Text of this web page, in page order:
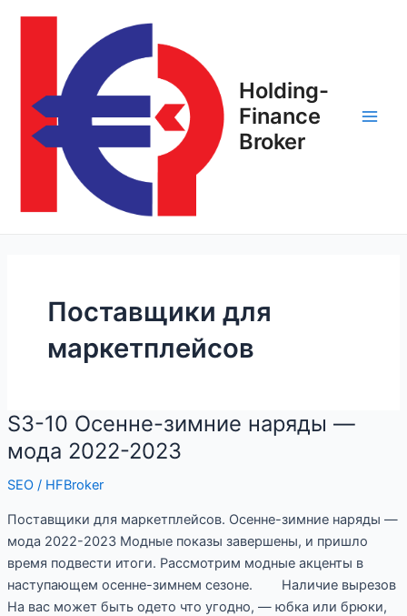
содержимому
Holding-
Finance
Broker
Поставщики для
маркетплейсов
S3-10 Осенне-зимние наряды —
мода 2022-2023
SEO/ HFBroker
Поставщики для маркетплейсов. Осенне-зимние наряды —
мода 2022-2023 Модные показы завершены, и пришло
время подвести итоги. Рассмотрим модные акценты в
наступающем осенне-зимнем сезоне. Наличие вырезов
На вас может быть одето что угодно, — юбка или брюки,
S3-
Осенне-
зимние
—
мода
2022-
2023